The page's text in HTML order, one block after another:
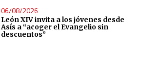
06/08/2026
León XIV invita a los jóvenes desde
Asís a “acoger el Evangelio sin
descuentos”